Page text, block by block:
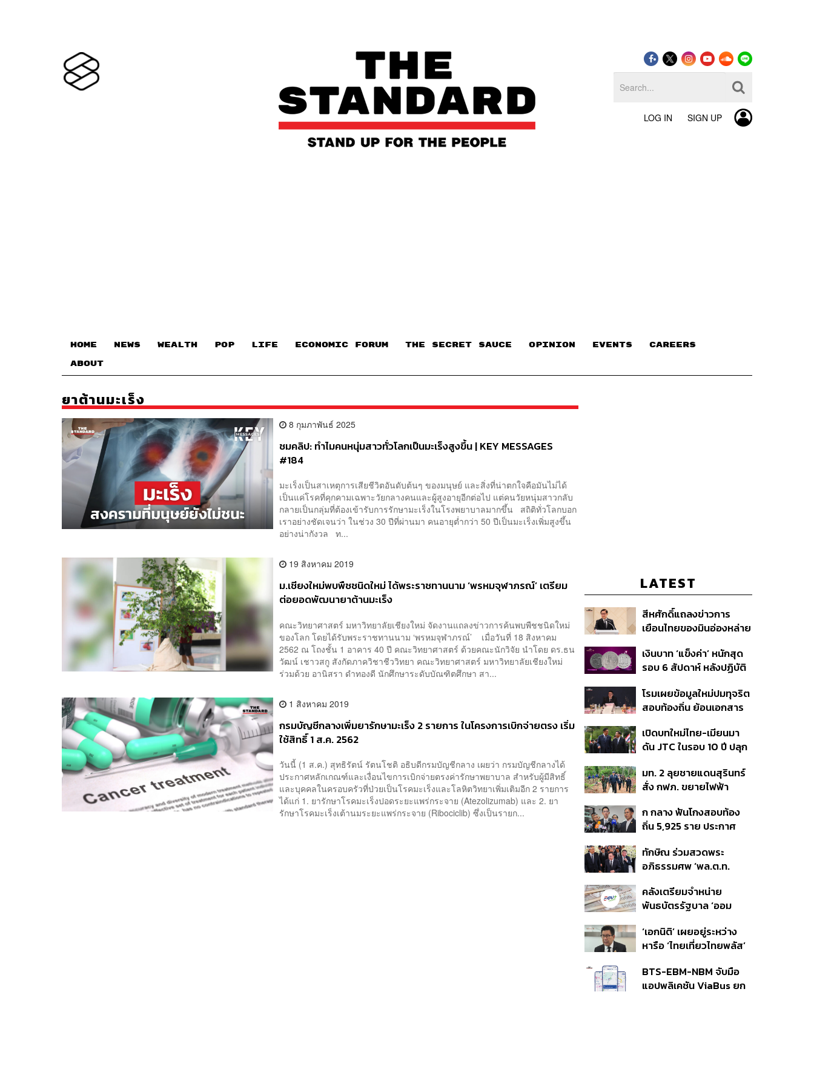
LOG IN SIGN UP
HOME NEWS WEALTH POP LIFE ECONOMIC FORUM THE SECRET SAUCE​ OPINION EVENTS CAREERS
ABOUT
ยาต้านมะเร็ง
8 กุมภาพันธ์ 2025
ชมคลิป: ทำไมคนหนุ่มสาวทั่วโลกเป็นมะเร็งสูงขึ้น | KEY MESSAGES
#184
มะเร็งเป็นสาเหตุการเสียชีวิตอันดับต้นๆ ของมนุษย์ และสิ่งที่น่าตกใจคือมันไม่ได้
เป็นแค่โรคที่คุกคามเฉพาะวัยกลางคนและผู้สูงอายุอีกต่อไป แต่คนวัยหนุ่มสาวกลับ
กลายเป็นกลุ่มที่ต้องเข้ารับการรักษามะเร็งในโรงพยาบาลมากขึ้น สถิติทั่วโลกบอก
เราอย่างชัดเจนว่า ในช่วง 30 ปีที่ผ่านมา คนอายุต่ำกว่า 50 ปีเป็นมะเร็งเพิ่มสูงขึ้น
อย่างน่ากังวล ท...
19 สิงหาคม 2019
ม.เชียงใหม่พบพืชชนิดใหม่ ได้พระราชทานนาม ‘พรหมจุฬาภรณ์’ เตรียม
ต่อยอดพัฒนายาต้านมะเร็ง
คณะวิทยาศาสตร์ มหาวิทยาลัยเชียงใหม่ จัดงานแถลงข่าวการค้นพบพืชชนิดใหม่
ของโลก โดยได้รับพระราชทานนาม ‘พรหมจุฬาภรณ์’ เมื่อวันที่ 18 สิงหาคม
2562 ณ โถงชั้น 1 อาคาร 40 ปี คณะวิทยาศาสตร์ ด้วยคณะนักวิจัย นำโดย ดร.ธน
วัฒน์ เชาวสกู สังกัดภาควิชาชีววิทยา คณะวิทยาศาสตร์ มหาวิทยาลัยเชียงใหม่
ร่วมด้วย อานิสรา ดำทองดี นักศึกษาระดับบัณฑิตศึกษา สา...
1 สิงหาคม 2019
กรมบัญชีกลางเพิ่มยารักษามะเร็ง 2 รายการ ในโครงการเบิกจ่ายตรง เริ่ม
ใช้สิทธิ์ 1 ส.ค. 2562
วันนี้ (1 ส.ค.) สุทธิรัตน์ รัตนโชติ อธิบดีกรมบัญชีกลาง เผยว่า กรมบัญชีกลางได้
ประกาศหลักเกณฑ์และเงื่อนไขการเบิกจ่ายตรงค่ารักษาพยาบาล สำหรับผู้มีสิทธิ์
และบุคคลในครอบครัวที่ป่วยเป็นโรคมะเร็งและโลหิตวิทยาเพิ่มเติมอีก 2 รายการ
ได้แก่ 1. ยารักษาโรคมะเร็งปอดระยะแพร่กระจาย (Atezolizumab) และ 2. ยา
รักษาโรคมะเร็งเต้านมระยะแพร่กระจาย (Ribociclib) ซึ่งเป็นรายก...
LATEST
สีหศักดิ์แถลงข่าวการ
เยือนไทยของมินอ่องหล่าย
สร้างสรรค์ ตรงไปตรงมา
ย้ำต้องการให้เมียนมากลับ
เงินบาท ‘แข็งค่า’ หนักสุด
รอบ 6 สัปดาห์ หลังปฏิบัติ
สหรัฐฯ-ญี่ปุ่น Standard
Chartered เปิดเป้าสิ้นปีนี้
ต่อดอลลาร์
โรมเผยข้อมูลใหม่ปมทุจริต
สอบท้องถิ่น ย้อนเอกสาร
อนุทิน จ่อสอบต่อเอี่ยว
ตัดตอน ม.บูรพา หรือไม่
เปิดบทใหม่ไทย-เมียนมา
ดัน JTC ในรอบ 10 ปี ปลุก
ชายแดน ท่าเรือน้ำลึก
ทวาย
มท. 2 ลุยชายแดนสุรินทร์
สั่ง กฟภ. ขยายไฟฟ้า
350’ เสริมความมั่นคง
ชายแดน
ก กลาง ฟันโกงสอบท้อง
ถิ่น 5,925 ราย ประกาศ
ราย รอ ป.ป.ช. ขีดเส้นแล้ว
เสร็จ 31 ส.ค.
ทักษิณ ร่วมสวดพระ
อภิธรรมศพ ‘พล.ต.ท.
สิน’ สิริอายุ 103 ปี แกนนำ
เพื่อไทย-บุคคลหลาก
คลังเตรียมจำหน่าย
พันธบัตรรัฐบาล ‘ออม
ก.ย.นี้ อาจเพิ่มสัดส่วนการ
ขายแบบ Small Lot First
‘เอกนิติ’ เผยอยู่ระหว่าง
หารือ ‘ไทยเที่ยวไทยพลัส’
แสนล้าน มั่นใจงบต่อ ‘ไทย
ช่วยไทย พลัส’ เฟส 2 มี
BTS-EBM-NBM จับมือ
แอปพลิเคชัน ViaBus ยก